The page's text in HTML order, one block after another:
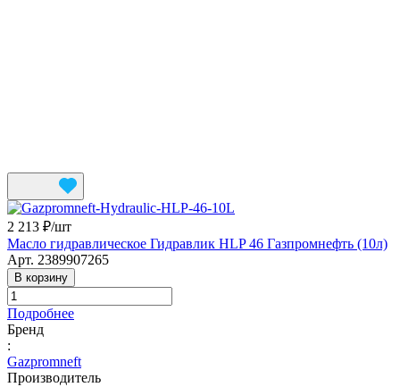
2 213 ₽/шт
Масло гидравлическое Гидравлик HLP 46 Газпромнефть (10л)
Арт. 2389907265
В корзину
Подробнее
Бренд
:
Gazpromneft
Производитель